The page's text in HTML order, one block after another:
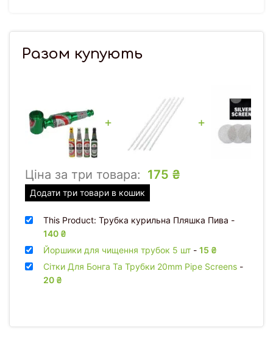
Разом купують
+ +
Ціна за три товара: 175 ₴
Додати три товари в кошик
This Product: Трубка курильна Пляшка Пива -
140 ₴
Йоршики для чищення трубок 5 шт - 15 ₴
Сітки Для Бонга Та Трубки 20mm Pipe Screens -
20 ₴